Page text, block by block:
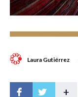
Laura Gutiérrez
+